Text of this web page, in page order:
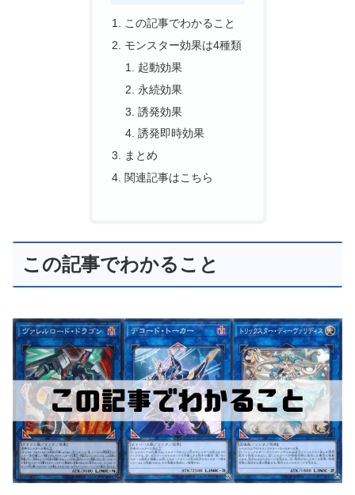
この記事でわかること
モンスター効果は4種類
起動効果
永続効果
誘発効果
誘発即時効果
まとめ
関連記事はこちら
この記事でわかること